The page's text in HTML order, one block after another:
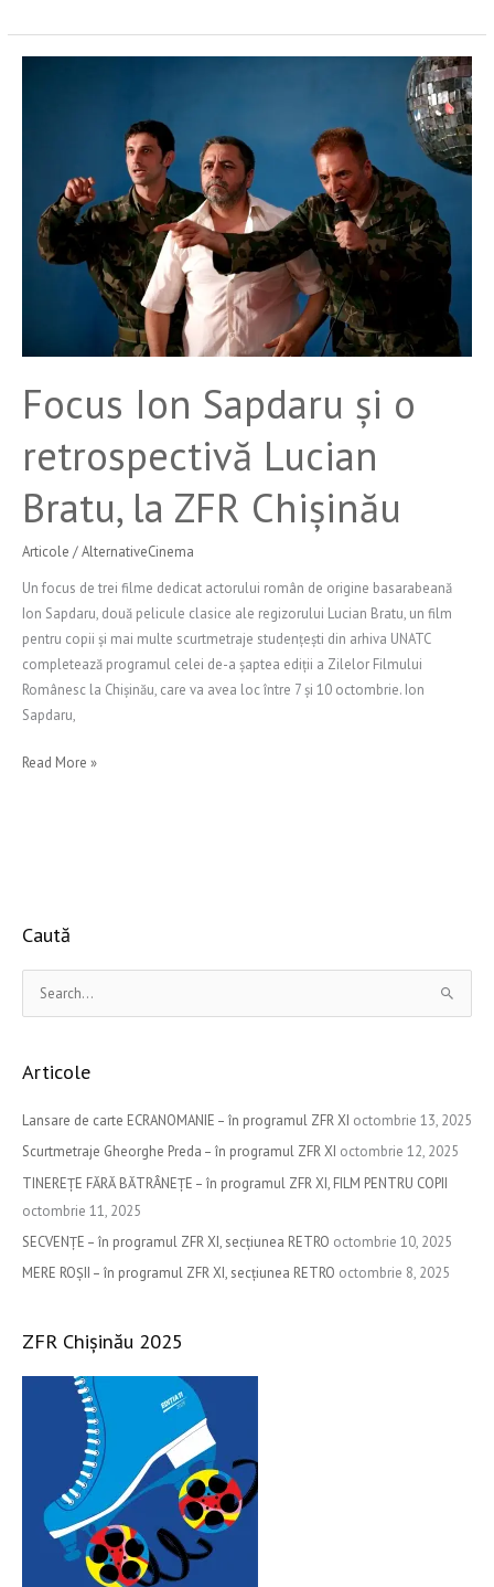
Focus Ion Sapdaru şi o
retrospectivă Lucian
Bratu, la ZFR Chişinău
Articole /AlternativeCinema
Un focus de trei filme dedicat actorului român de origine basarabeană
Ion Sapdaru, două pelicule clasice ale regizorului Lucian Bratu, un film
pentru copii şi mai multe scurtmetraje studenţeşti din arhiva UNATC
completează programul celei de-a şaptea ediţii a Zilelor Filmului
Românesc la Chişinău, care va avea loc între 7 şi 10 octombrie. Ion
Sapdaru,
retrospectivă
Lucian
Bratu,
Read More »
Caută
r
f
o
r
Articole
Lansare de carte ECRANOMANIE – în programul ZFR XI octombrie 13, 2025
Scurtmetraje Gheorghe Preda – în programul ZFR XI octombrie 12, 2025
TINEREȚE FĂRĂ BĂTRÂNEȚE – în programul ZFR XI, FILM PENTRU COPII
octombrie 11, 2025
SECVENȚE – în programul ZFR XI, secțiunea RETRO octombrie 10, 2025
MERE ROȘII – în programul ZFR XI, secțiunea RETRO octombrie 8, 2025
ZFR Chișinău 2025